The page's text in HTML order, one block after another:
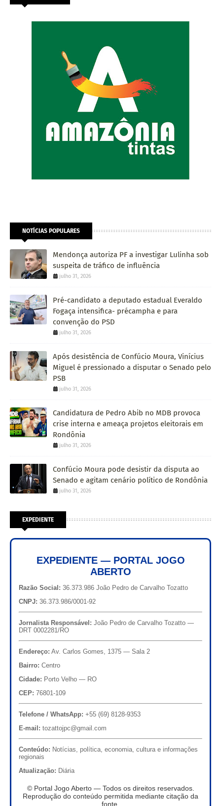
NOTÍCIAS POPULARES
Mendonça autoriza PF a investigar Lulinha sob
suspeita de tráfico de influência
julho 31, 2026
Pré-candidato a deputado estadual Everaldo
Fogaça intensifica- précampha e para
convenção do PSD
julho 31, 2026
Após desistência de Confúcio Moura, Vinícius
Miguel é pressionado a disputar o Senado pelo
PSB
julho 31, 2026
Candidatura de Pedro Abib no MDB provoca
crise interna e ameaça projetos eleitorais em
Rondônia
julho 31, 2026
Confúcio Moura pode desistir da disputa ao
Senado e agitam cenário político de Rondônia
julho 31, 2026
EXPEDIENTE
EXPEDIENTE — PORTAL JOGO
ABERTO
Razão Social: 36.373.986 João Pedro de Carvalho Tozatto
CNPJ: 36.373.986/0001-92
Jornalista Responsável: João Pedro de Carvalho Tozatto —
DRT 0002281/RO
Endereço: Av. Carlos Gomes, 1375 — Sala 2
Bairro: Centro
Cidade: Porto Velho — RO
CEP: 76801-109
Telefone / WhatsApp: +55 (69) 8128-9353
E-mail: tozattojpc@gmail.com
Conteúdo: Notícias, política, economia, cultura e informações
regionais
Atualização: Diária
© Portal Jogo Aberto — Todos os direitos reservados.
Reprodução do conteúdo permitida mediante citação da
fonte.